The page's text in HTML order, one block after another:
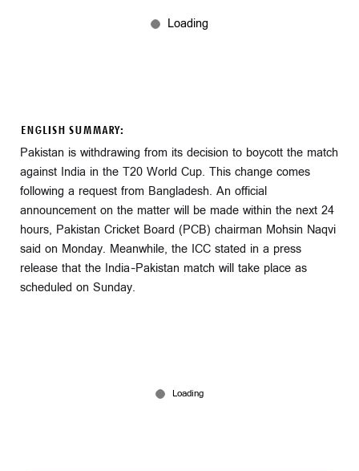
ENGLISH SUMMARY:
Pakistan is withdrawing from its decision to boycott the match
against India in the T20 World Cup. This change comes
following a request from Bangladesh. An official
announcement on the matter will be made within the next 24
hours, Pakistan Cricket Board (PCB) chairman Mohsin Naqvi
said on Monday. Meanwhile, the ICC stated in a press
release that the India–Pakistan match will take place as
scheduled on Sunday.